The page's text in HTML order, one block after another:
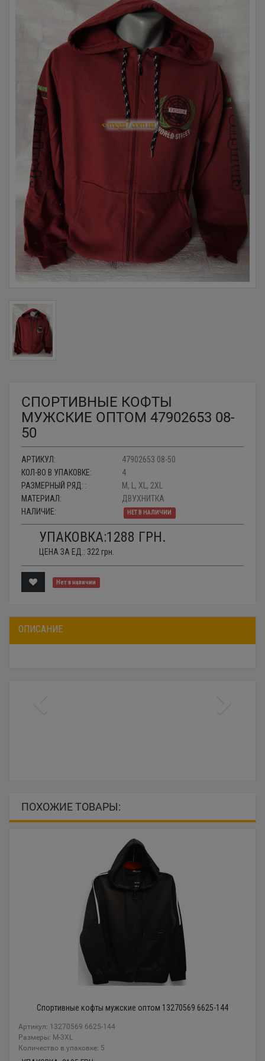
СПОРТИВНЫЕ КОФТЫ
МУЖСКИЕ ОПТОМ 47902653 08-
50
АРТИКУЛ:
47902653 08-50
КОЛ-ВО В УПАКОВКЕ:
4
РАЗМЕРНЫЙ РЯД: :
M, L, XL, 2XL
МАТЕРИАЛ:
ДВУХНИТКА
НАЛИЧИЕ:
НЕТ В НАЛИЧИИ
УПАКОВКА:1288 ГРН.
ЦЕНА ЗА ЕД.: 322 грн.
Нет в наличии
ОПИСАНИЕ
ПОХОЖИЕ ТОВАРЫ:
Спортивные кофты мужские оптом 13270569 6625-144
Артикул: 13270569 6625-144
Размеры: М-3XL
Количество в упаковке: 5